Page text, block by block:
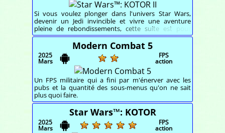
Si vous voulez plonger dans l'univers Star Wars,
devenir un Jedi invincible et vivre une aventure
pleine de rebondissements, cette suite est pour
vous.
Modern Combat 5
2025
Mars
FPS
action
Un FPS militaire qui a fini par m'énerver avec les
pubs et la quantité des sous-menus qu'on ne sait
plus quoi faire.
Star Wars™: KOTOR
2025
Mars
FPS
action